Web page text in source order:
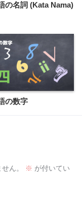
の名詞 (Kata Nama)
の数字
ん。 ※ が付いてい